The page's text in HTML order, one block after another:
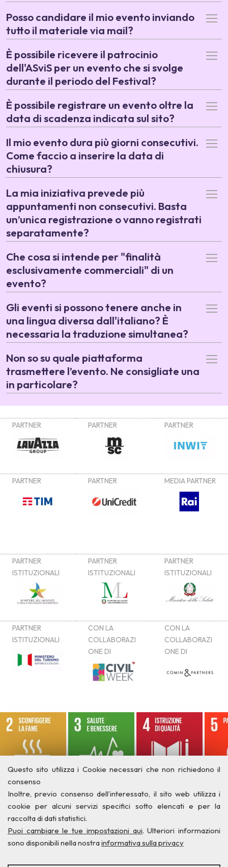
Questo sito utilizza i Cookie necessari che non richiedono il
consenso
Inoltre, previo consenso dell’interessato, il sito web utilizza i
cookie per alcuni servizi specifici sotto elencati e per la
raccolta di dati statistici.
Puoi cambiare le tue impostazioni qui. Ulteriori informazioni
sono disponibili nella nostrainformativa sulla privacy
Posso candidare il mio evento inviando
tutto il materiale via mail?
È possibile ricevere il patrocinio
dell'ASviS per un evento che si svolge
durante il periodo del Festival?
È possibile registrare un evento oltre la
data di scadenza indicata sul sito?
Il mio evento dura più giorni consecutivi.
Come faccio a inserire la data di
chiusura?
La mia iniziativa prevede più
appuntamenti non consecutivi. Basta
un’unica registrazione o vanno registrati
separatamente?
Che cosa si intende per "finalità
esclusivamente commerciali" di un
evento?
Gli eventi si possono tenere anche in
una lingua diversa dall'italiano? È
necessaria la traduzione simultanea?
Non so su quale piattaforma
trasmettere l’evento. Ne consigliate una
in particolare?